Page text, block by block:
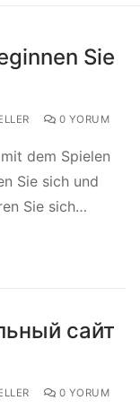
Sie
0 YORUM
dem Spielen
Sie sich und
Sie sich…
сайт
0 YORUM